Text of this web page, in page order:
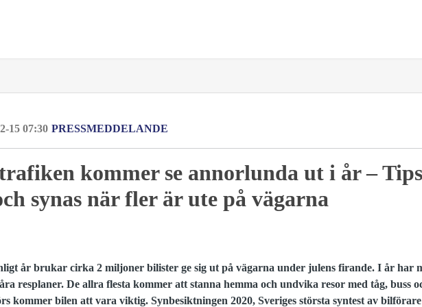
15 07:30 PRESSMEDDELANDE
kommer se annorlunda ut i år –
synas när fler är ute på vägarna
år brukar cirka 2 miljoner bilister ge sig ut på vägarna under julens firande. I år har
resplaner. De allra flesta kommer att stanna hemma och undvika resor med tåg, buss
kommer bilen att vara viktig. Synbesiktningen 2020, Sveriges största syntest av